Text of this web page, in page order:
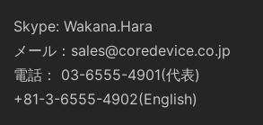
Skype: Wakana.Hara
メール：sales@coredevice.co.jp
電話： 03-6555-4901(代表)
+81-3-6555-4902(English)